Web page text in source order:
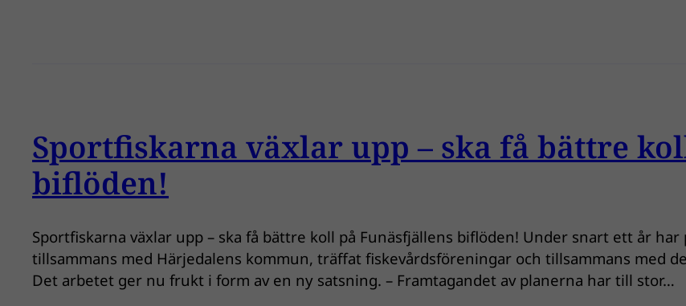
Sportfiskarna växlar upp – ska få bättre
biflöden!
Sportfiskarna växlar upp – ska få bättre koll på Funäsfjällens biflöden! Under snart ett år
tillsammans med Härjedalens kommun, träffat fiskevårdsföreningar och tillsammans med
Det arbetet ger nu frukt i form av en ny satsning. – Framtagandet av planerna har till stor…